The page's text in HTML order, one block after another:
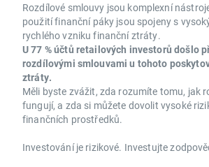
Rozdílové smlouvy jsou komplexní
použití finanční páky jsou spojeny s
rychlého vzniku finanční ztráty.
U 77 % účtů retailových investorů došlo
rozdílovými smlouvami u tohoto
ztráty.
Měli byste zvážit, zda rozumíte tomu, jak
fungují, a zda si můžete dovolit vysoké
finančních prostředků.
Investování je rizikové. Investujte